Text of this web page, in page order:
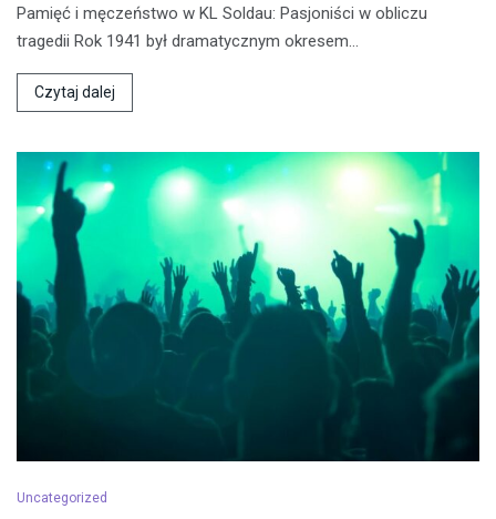
Pamięć i męczeństwo w KL Soldau: Pasjoniści w obliczu
tragedii Rok 1941 był dramatycznym okresem…
Czytaj dalej
Uncategorized